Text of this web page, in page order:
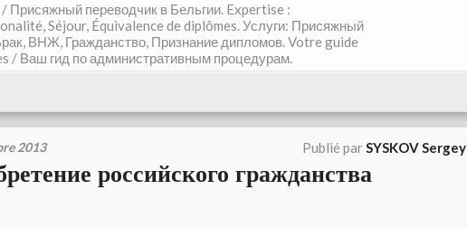
Присяжный переводчик в Бельгии. Expertise :
Séjour, Équivalence de diplômes. Услуги: Присяжный
ВНЖ, Гражданство, Признание дипломов. Votre guide
/ Ваш гид по административным процедурам.
2013 Publié parSYSKOV Sergey
российского гражданства